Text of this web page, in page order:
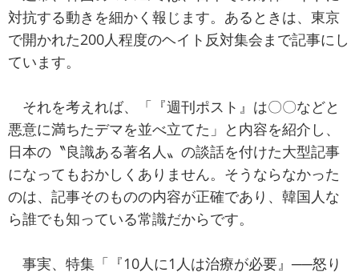
対抗する動きを細かく報じます。あるときは、東京
で開かれた200人程度のヘイト反対集会まで記事にし
ています。
それを考えれば、「『週刊ポスト』は〇〇などと
悪意に満ちたデマを並べ立てた」と内容を紹介し、
日本の〝良識ある著名人〟の談話を付けた大型記事
になってもおかしくありません。そうならなかった
のは、記事そのものの内容が正確であり、韓国人な
ら誰でも知っている常識だからです。
事実、特集「『10人に1人は治療が必要』──怒り